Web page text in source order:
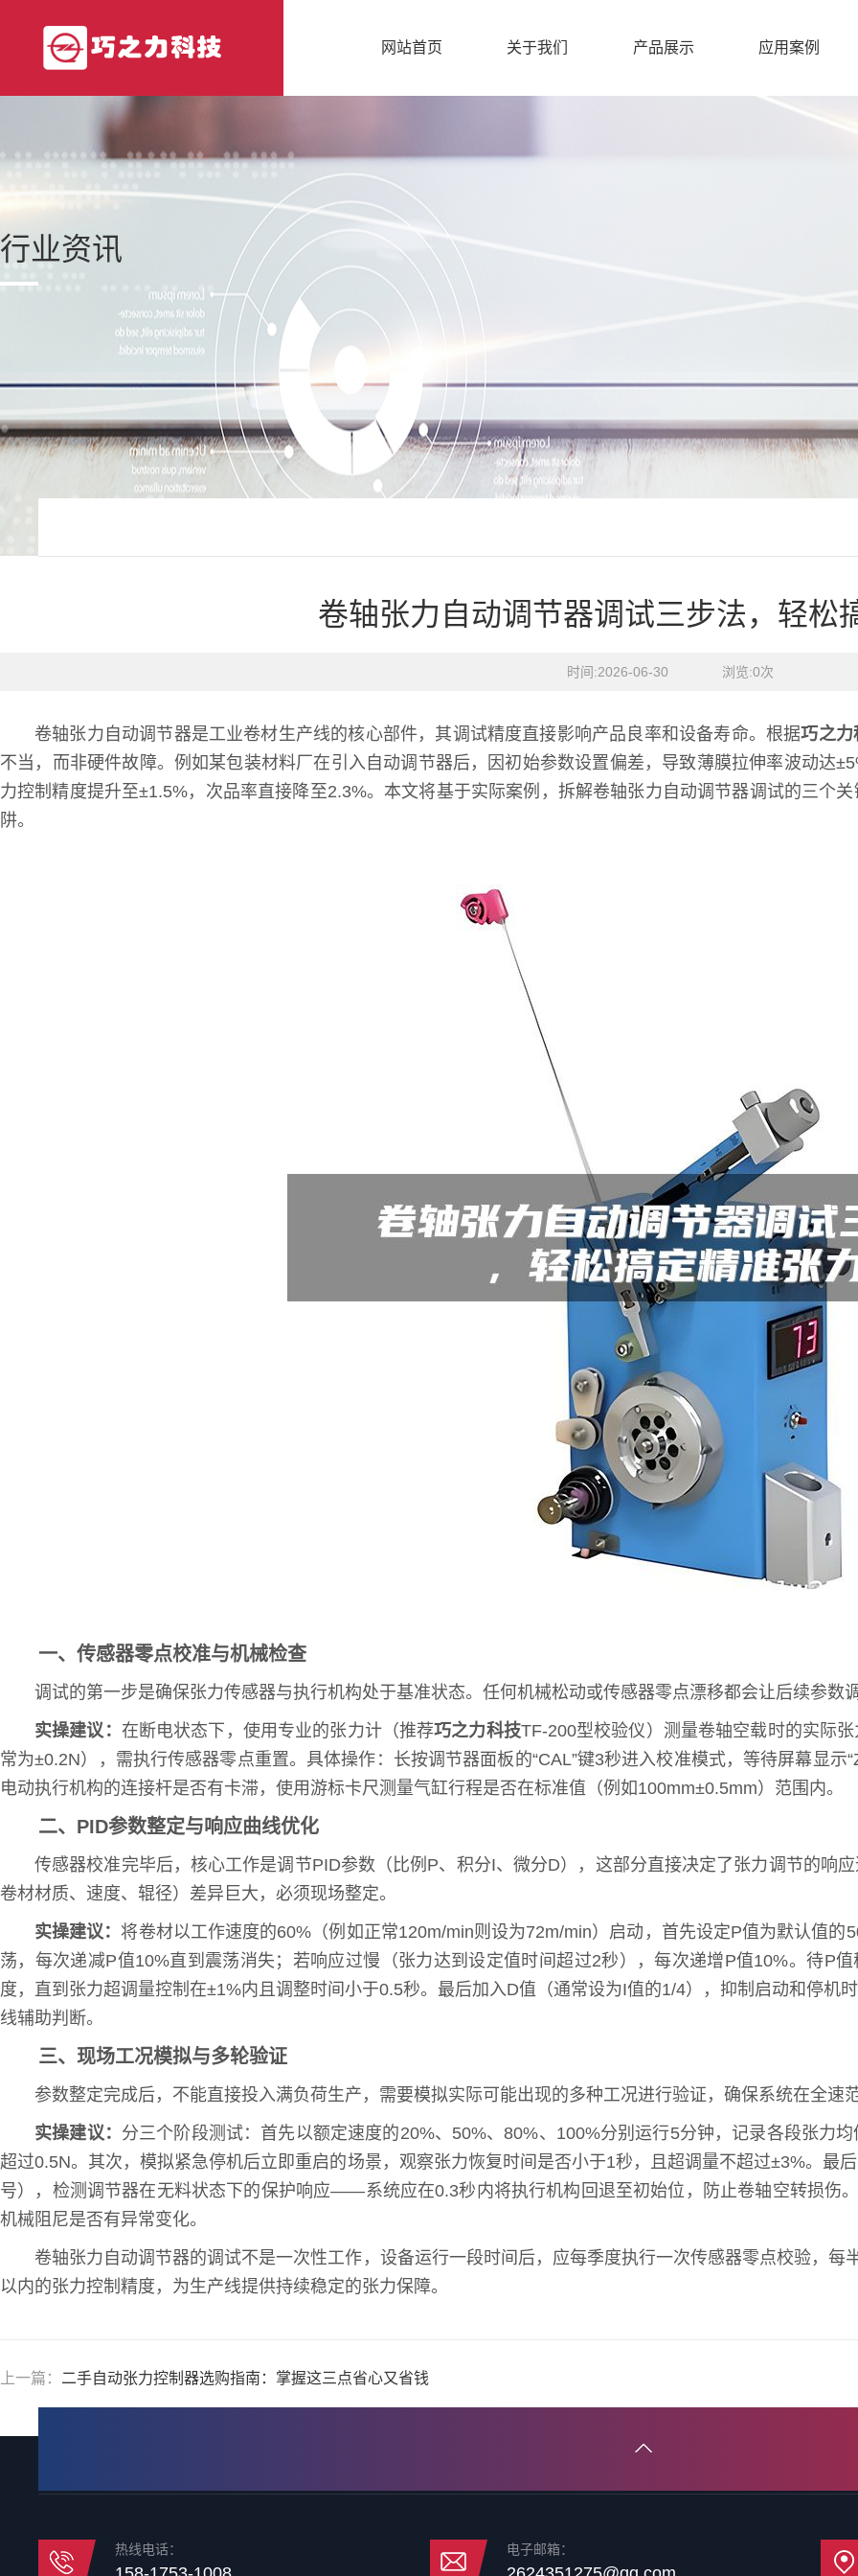
网站首页 关于我们 产品展示 应用案例
行业资讯
卷轴张力自动调节器调试三步法，轻松
时间:2026-06-30    浏览:0次
卷轴张力自动调节器是工业卷材生产线的核心部件，其调试精度直接影响产品良率和设备寿命。根据巧之力
不当，而非硬件故障。例如某包装材料厂在引入自动调节器后，因初始参数设置偏差，导致薄膜拉伸率波动达
力控制精度提升至±1.5%，次品率直接降至2.3%。本文将基于实际案例，拆解卷轴张力自动调节器调试的三个
阱。
一、传感器零点校准与机械检查
调试的第一步是确保张力传感器与执行机构处于基准状态。任何机械松动或传感器零点漂移都会让后续参数
实操建议： 在断电状态下，使用专业的张力计（推荐巧之力科技TF-200型校验仪）测量卷轴空载时的实际
常为±0.2N），需执行传感器零点重置。具体操作：长按调节器面板的“CAL”键3秒进入校准模式，等待屏幕显
电动执行机构的连接杆是否有卡滞，使用游标卡尺测量气缸行程是否在标准值（例如100mm±0.5mm）范围内。
二、PID参数整定与响应曲线优化
传感器校准完毕后，核心工作是调节PID参数（比例P、积分I、微分D），这部分直接决定了张力调节的响
卷材材质、速度、辊径）差异巨大，必须现场整定。
实操建议： 将卷材以工作速度的60%（例如正常120m/min则设为72m/min）启动，首先设定P值为默认值
荡，每次递减P值10%直到震荡消失；若响应过慢（张力达到设定值时间超过2秒），每次递增P值10%。待P
度，直到张力超调量控制在±1%内且调整时间小于0.5秒。最后加入D值（通常设为I值的1/4），抑制启动和停机
线辅助判断。
三、现场工况模拟与多轮验证
参数整定完成后，不能直接投入满负荷生产，需要模拟实际可能出现的多种工况进行验证，确保系统在全速
实操建议： 分三个阶段测试：首先以额定速度的20%、50%、80%、100%分别运行5分钟，记录各段张力
超过0.5N。其次，模拟紧急停机后立即重启的场景，观察张力恢复时间是否小于1秒，且超调量不超过±3%。最
号），检测调节器在无料状态下的保护响应——系统应在0.3秒内将执行机构回退至初始位，防止卷轴空转损伤
机械阻尼是否有异常变化。
卷轴张力自动调节器的调试不是一次性工作，设备运行一段时间后，应每季度执行一次传感器零点校验，
以内的张力控制精度，为生产线提供持续稳定的张力保障。
上一篇： 二手自动张力控制器选购指南：掌握这三点省心又省钱
热线电话： 电子邮箱：